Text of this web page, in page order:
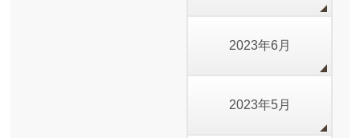
2023年6月
2023年5月